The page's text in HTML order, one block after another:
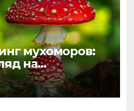
мухоморов:
на